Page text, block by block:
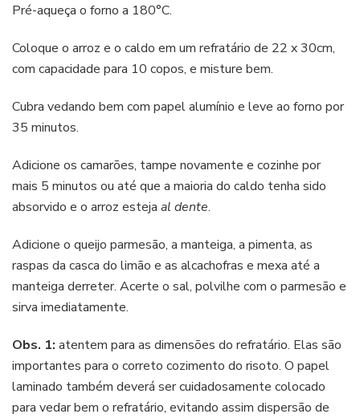
Pré-aqueça o forno a 180°C.
Coloque o arroz e o caldo em um refratário de 22 x 30cm,
com capacidade para 10 copos, e misture bem.
Cubra vedando bem com papel alumínio e leve ao forno por
35 minutos.
Adicione os camarões, tampe novamente e cozinhe por
mais 5 minutos ou até que a maioria do caldo tenha sido
absorvido e o arroz esteja al dente.
Adicione o queijo parmesão, a manteiga, a pimenta, as
raspas da casca do limão e as alcachofras e mexa até a
manteiga derreter. Acerte o sal, polvilhe com o parmesão e
sirva imediatamente.
Obs. 1: atentem para as dimensões do refratário. Elas são
importantes para o correto cozimento do risoto. O papel
laminado também deverá ser cuidadosamente colocado
para vedar bem o refratário, evitando assim dispersão de